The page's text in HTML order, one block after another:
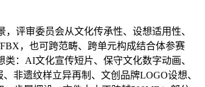
评审委员会从文化传承性、设想适用性、
，也可跨范畴、跨单元构成结合体参赛
：AI文化宣传短片、保守文化数字动画、
非遗纹样立异再制、文创品牌LOGO设想、